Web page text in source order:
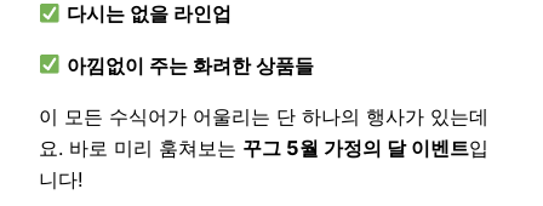
다시는 없을 라인업
아낌없이 주는 화려한 상품들
이 모든 수식어가 어울리는 단 하나의 행사가 있는데
요. 바로 미리 훔쳐보는 꾸그 5월 가정의 달 이벤트입
니다!